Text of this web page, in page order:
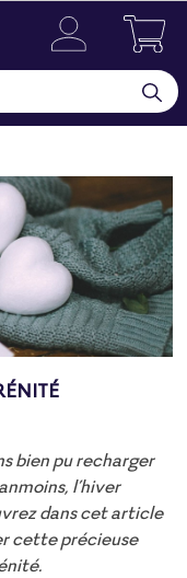
bien pu recharger
l’hiver
dans cet article
cette précieuse